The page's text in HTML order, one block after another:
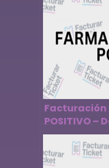
Facturación
POSITIVO –